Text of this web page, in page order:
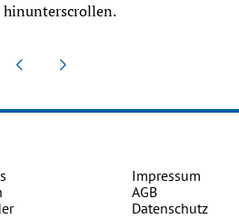
hinunterscrollen.
Impressum
AGB
Datenschutz